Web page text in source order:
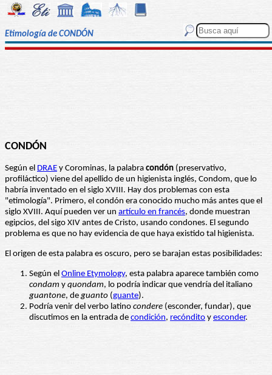
Etimología de CONDÓN
CONDÓN
Según el DRAE y Corominas, la palabra condón (preservativo,
profiláctico) viene del apellido de un higienista inglés, Condom, que lo
habría inventado en el siglo XVIII. Hay dos problemas con esta
"etimología". Primero, el condón era conocido mucho más antes que el
siglo XVIII. Aquí pueden ver un artículo en francés, donde muestran
egipcios, del sigo XIV antes de Cristo, usando condones. El segundo
problema es que no hay evidencia de que haya existido tal higienista.
El origen de esta palabra es oscuro, pero se barajan estas posibilidades:
Según el Online Etymology, esta palabra aparece también como
condam y quondam, lo podría indicar que vendría del italiano
guantone, deguanto (guante).
Podría venir del verbo latino condere (esconder, fundar), que
discutimos en la entrada de condición, recóndito y esconder.